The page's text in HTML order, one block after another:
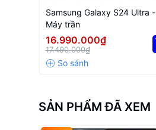
Samsung Galaxy S24 Ultra -
Máy trần
16.990.000₫
17.490.000₫
SẢN PHẨM ĐÃ XEM